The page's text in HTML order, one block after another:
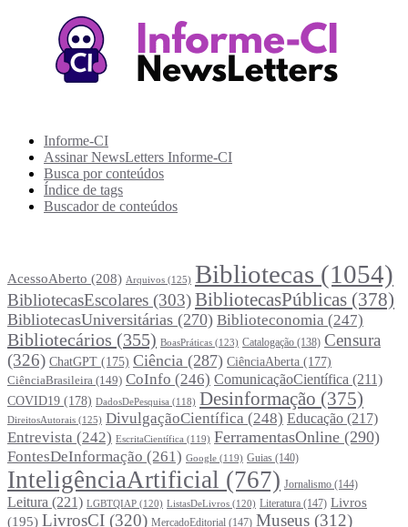
Informe-CI
Assinar NewsLetters Informe-CI
Busca por conteúdos
Índice de tags
Buscador de conteúdos
AcessoAberto (208) Arquivos (125) Bibliotecas (1054)
BibliotecasEscolares (303)BibliotecasPúblicas (378)
BibliotecasUniversitárias (270) Biblioteconomia (247)
Bibliotecários (355) BoasPráticas (123) Catalogação (138) Censura
(326) ChatGPT (175) Ciência (287) CiênciaAberta (177)
CiênciaBrasileira (149) CoInfo (246) ComunicaçãoCientífica (211)
COVID19 (178) DadosDePesquisa (118) Desinformação (375)
DireitosAutorais (125) DivulgaçãoCientífica (248) Educação (217)
Entrevista (242) EscritaCientífica (119) FerramentasOnline (290)
FontesDeInformação (261) Google (119) Guias (140)
InteligênciaArtificial (767) Jornalismo (144)
Leitura (221) LGBTQIAP (120) ListasDeLivros (120) Literatura (147) Livros
(195) LivrosCI (320) MercadoEditorial (147) Museus (312)